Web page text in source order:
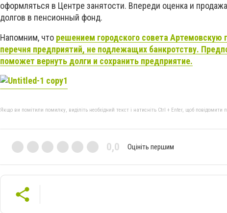
оформляться в Центре занятости. Впереди оценка и
долгов в пенсионный фонд.
Напомним, что решением городского совета
перечня предприятий, не подлежащих банкротству.
поможет вернуть долги и сохранить предприятие.
Якщо ви помітили помилку, виділіть необхідний текст і натисніть Ctrl + Enter, щоб повідомити
0,0 Оцініть першим